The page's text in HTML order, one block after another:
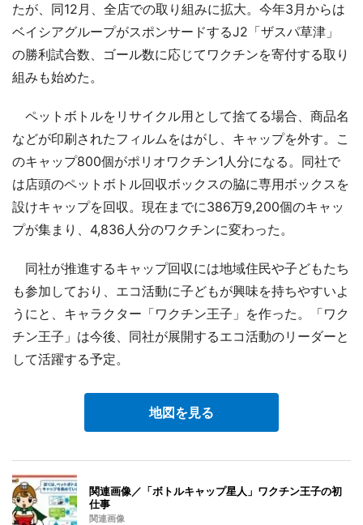
たが、同12月、全店での取り組みに拡大。今年3月からは
ベイシアグループがスポンサードするJ2「ザスパ草津」
の勝利試合数、ゴール数に応じてワクチンを寄付する取り
組みも始めた。
ペットボトルをリサイクル用として捨てる場合、商品名
などが印刷されたフィルムをはがし、キャップを外す。こ
のキャップ800個がポリオワクチン1人分になる。同社で
は店頭のペットボトル回収ボックスの脇に専用ボックスを
設けキャップを回収。現在までに386万9,200個のキャッ
プが集まり、4,836人分のワクチンに変わった。
同社が推進するキャップ回収には地域住民や子どもたち
も参加しており、エコ活動に子どもが興味を持ちやすいよ
うにと、キャラクター「ワクチン王子」を作った。「ワク
チン王子」は今後、同社が展開するエコ活動のリーダーと
して活躍する予定。
地図を見る
関連画像／「ボトルキャップ星人」ワクチン王子の初
仕事
関連画像